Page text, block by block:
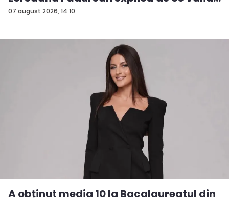
07 august 2026, 14:10
A obținut media 10 la Bacalaureatul din